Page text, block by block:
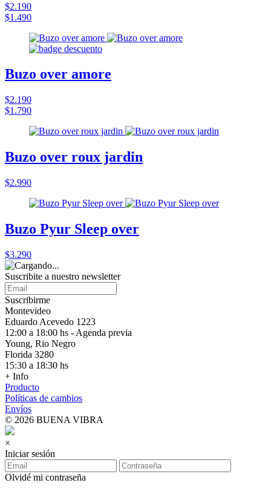
$2.190
$1.490
Buzo over amore
$2.190
$1.790
Buzo over roux jardin
$2.990
Buzo Pyur Sleep over
$3.290
Suscribite a nuestro newsletter
Suscribirme
Montevideo
Eduardo Acevedo 1223
12:00 a 18:00 hs - Agenda previa
Young, Rio Negro
Florida 3280
15:30 a 18:30 hs
+ Info
Producto
Políticas de cambios
Envíos
© 2026 BUENA VIBRA
×
Iniciar sesión
Olvidé mi contraseña